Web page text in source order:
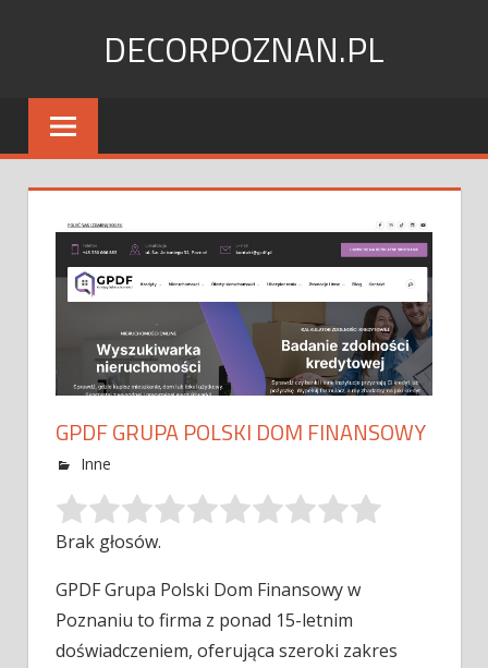
DECORPOZNAN.PL
GPDF GRUPA POLSKI DOM FINANSOWY
Inne
Brak głosów.
GPDF Grupa Polski Dom Finansowy w
Poznaniu to firma z ponad 15-letnim
doświadczeniem, oferująca szeroki zakres